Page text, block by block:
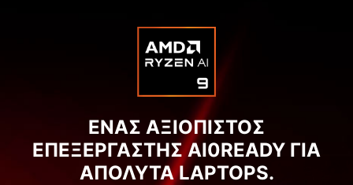
ΕΝΑΣ ΑΞΙΟΠΙΣΤΟΣ
ΕΠΕΞΕΡΓΑΣΤΗΣ AI0READY ΓΙΑ
ΑΠΟΛΥΤΑ LAPTOPS.